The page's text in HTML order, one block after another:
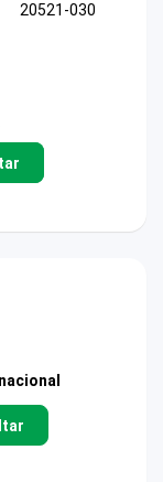
20521-030